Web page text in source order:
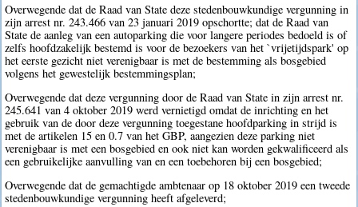
Overwegende dat de Raad van State deze stedenbouwkundige vergunning in
zijn arrest nr. 243.466 van 23 januari 2019 opschortte; dat de Raad van
State de aanleg van een autoparking die voor langere periodes bedoeld is of
zelfs hoofdzakelijk bestemd is voor de bezoekers van het `vrijetijdspark' op
het eerste gezicht niet verenigbaar is met de bestemming als bosgebied
volgens het gewestelijk bestemmingsplan;
Overwegende dat deze vergunning door de Raad van State in zijn arrest nr.
245.641 van 4 oktober 2019 werd vernietigd omdat de inrichting en het
gebruik van de door deze vergunning toegestane hoofdparking in strijd is
met de artikelen 15 en 0.7 van het GBP, aangezien deze parking niet
verenigbaar is met een bosgebied en ook niet kan worden gekwalificeerd als
een gebruikelijke aanvulling van en een toebehoren bij een bosgebied;
Overwegende dat de gemachtigde ambtenaar op 18 oktober 2019 een tweede
stedenbouwkundige vergunning heeft afgeleverd;